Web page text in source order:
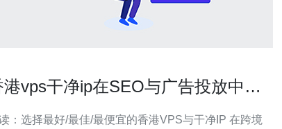
港vps干净ip在SEO与广告投放中的
：选择最好/最佳/最便宜的香港VPS与干净IP 在跨境